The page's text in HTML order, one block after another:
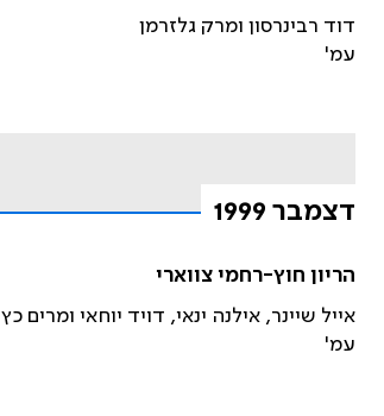
דוד רבינרסון ומרק גלזרמן
עמ'
דצמבר 1999
הריון חוץ-רחמי צווארי
אייל שיינר, אילנה ינאי, דויד יוחאי ומרים כץ
עמ'